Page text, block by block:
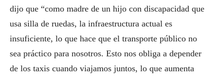
dijo que “como madre de un hijo con discapacidad que
usa silla de ruedas, la infraestructura actual es
insuficiente, lo que hace que el transporte público no
sea práctico para nosotros. Esto nos obliga a depender
de los taxis cuando viajamos juntos, lo que aumenta